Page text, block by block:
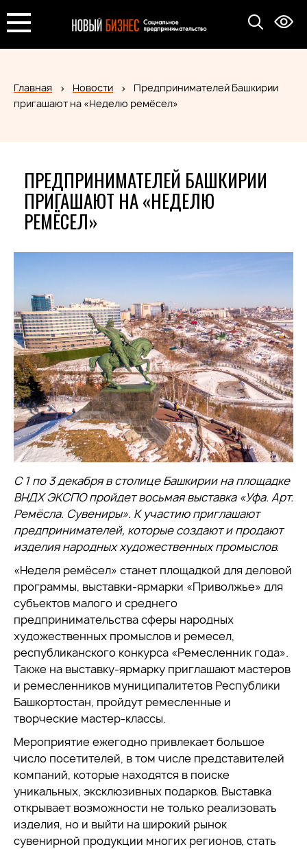
Главная Новости
Предпринимателей Башкирии
пригашают на «Неделю ремёсел»
ПРЕДПРИНИМАТЕЛЕЙ БАШКИРИИ
ПРИГАШАЮТ НА «НЕДЕЛЮ
РЕМЁСЕЛ»
С 1 по 3 декабря в столице Башкирии на площадке
ВНДХ ЭКСПО пройдет восьмая выставка «Уфа. Арт.
Ремёсла. Сувениры». К участию приглашают
предпринимателей, которые создают и продают
изделия народных художественных промыслов.
«Неделя ремёсел» станет площадкой для деловой
программы, выставки-ярмарки «Приволжье» для
субъектов малого и среднего
предпринимательства сферы народных
художественных промыслов и ремесел,
республиканского конкурса «Ремесленник года».
Также на выставку-ярмарку приглашают мастеров
и ремесленников муниципалитетов Республики
Башкортостан, пройдут ремесленные и
творческие мастер-классы.
Мероприятие ежегодно привлекает большое
число посетителей, в том числе представителей
компаний, которые находятся в поиске
уникальных, эксклюзивных подарков. Выставка
открывает возможности не только реализовать
изделия, но и выйти на широкий рынок
сувенирной продукции многих регионов, стать